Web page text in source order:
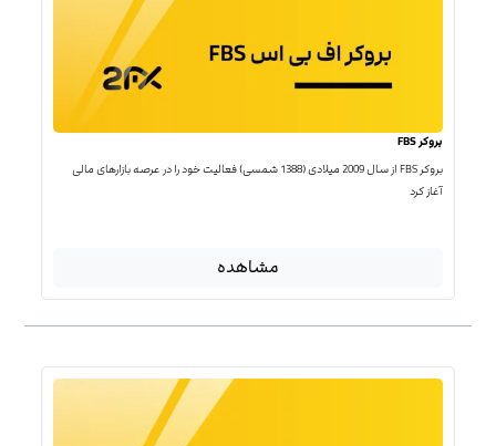
بروکر FBS
بروکر FBS از سال 2009 میلادی (1388 شمسی) فعالیت خود را در عرصه بازارهای مالی
آغاز کرد
مشاهده